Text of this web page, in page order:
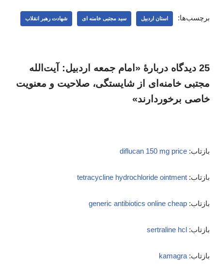
برچسب‌ها: استان اردبیل سید مجتبی خامنه ای شهادت رهبر انقلاب
25 دیدگاه دربارهٔ «امام جمعه اردبیل: آیت‌الله
مجتبی خامنه‌ای از شایستگی، صلاحیت و معنویت
خاصی برخوردارند»
بازتاب: diflucan 150 mg price
بازتاب: tetracycline hydrochloride ointment
بازتاب: generic antibiotics online cheap
بازتاب: sertraline hcl
بازتاب: kamagra